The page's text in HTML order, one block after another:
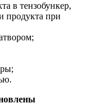
в тензобункер,
продукта при